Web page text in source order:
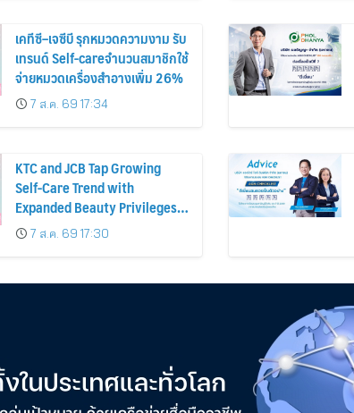
เคทีซี–เจซีบี รุกหมวดความงาม รับ
เทรนด์ Self-careจำนวนสมาชิกใช้
จ่ายหมวดเครื่องสำอางเพิ่ม 26%
7 ส.ค. 69 17:34
KTC and JCB Tap Growing
Self-Care Trend with
Expanded Beauty Privileges
Number of KTC JCB
Cardmembers Spending on
7 ส.ค. 69 17:30